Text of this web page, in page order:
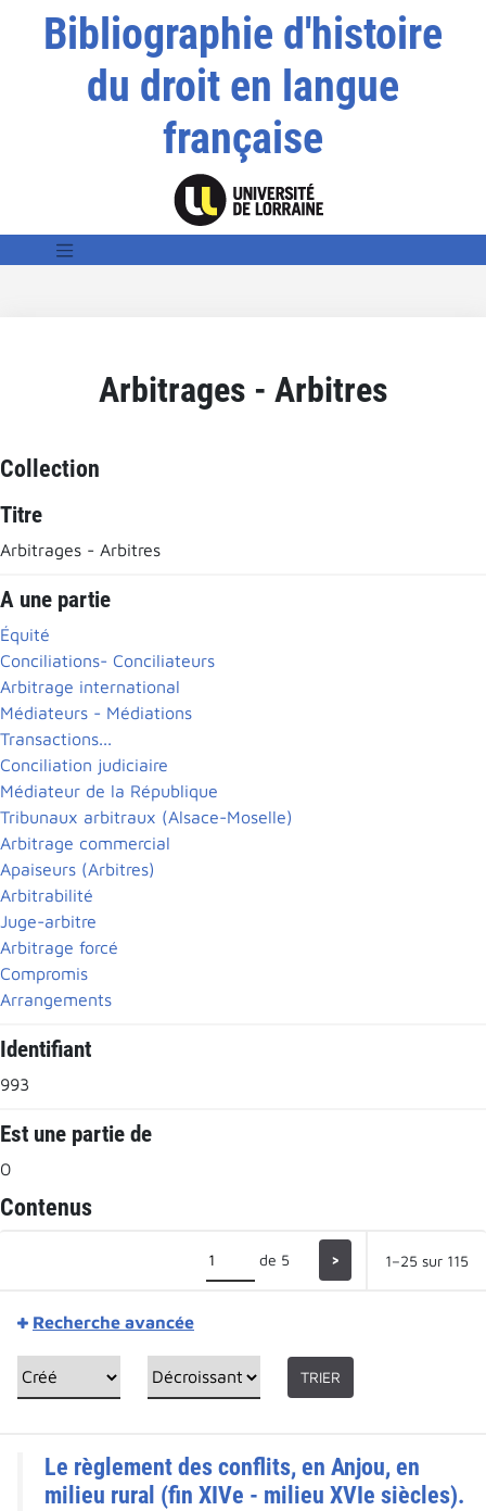
Bibliographie d'histoire
du droit en langue
française
Arbitrages - Arbitres
Collection
Titre
Arbitrages - Arbitres
A une partie
Équité
Conciliations- Conciliateurs
Arbitrage international
Médiateurs - Médiations
Transactions...
Conciliation judiciaire
Médiateur de la République
Tribunaux arbitraux (Alsace-Moselle)
Arbitrage commercial
Apaiseurs (Arbitres)
Arbitrabilité
Juge-arbitre
Arbitrage forcé
Compromis
Arrangements
Identifiant
993
Est une partie de
0
Contenus
de 5 > 1–25 sur 115
Recherche avancée
TRIER
Le règlement des conflits, en Anjou, en
milieu rural (fin XIVe - milieu XVIe siècles).